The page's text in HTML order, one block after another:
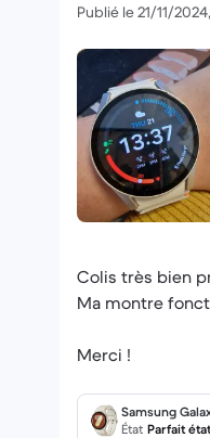
Publié le 21/11/
Colis très bien
Ma montre
Merci !
Samsung
État Parfait état